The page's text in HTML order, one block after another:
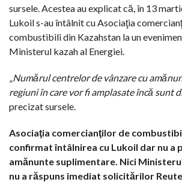
sursele. Acestea au explicat că, în 13
Lukoil s-au întâlnit cu Asociaţia
combustibili din Kazahstan la un
Ministerul kazah al Energiei.
Numărul centrelor de vânzare cu
regiuni în care vor fi amplasate încă sunt
precizat sursele.
Asociaţia comercianţilor de
confirmat întâlnirea cu Lukoil dar nu a
amănunte suplimentare. Nici
nu a răspuns imediat solicitărilor